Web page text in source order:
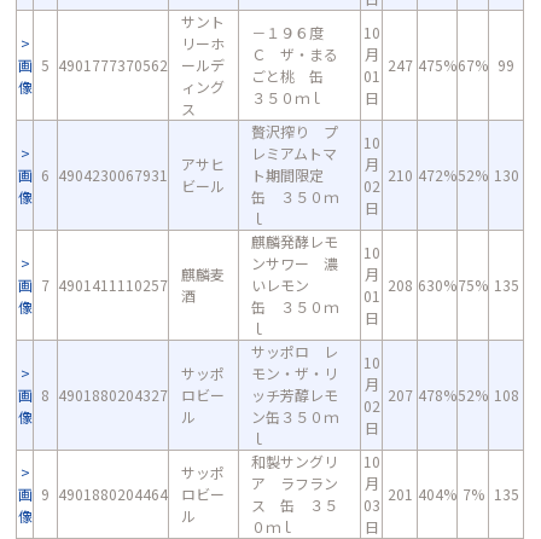
画
像
5 4901777370562
サント
リーホ
ールデ
ィング
ス
－１９６度
Ｃ ザ・まる
ごと桃 缶
３５０ｍｌ
10
月
01
日
247 475%67% 99
画
像
6 4904230067931
アサヒ
ビール
贅沢搾り プ
レミアムトマ
ト期間限定
缶 ３５０ｍ
ｌ
10
月
02
日
210 472%52% 130
画
像
7 4901411110257
麒麟麦
酒
麒麟発酵レモ
ンサワー 濃
いレモン
缶 ３５０ｍ
ｌ
10
月
01
日
208 630%75% 135
画
像
8 4901880204327
サッポ
ロビー
ル
サッポロ レ
モン・ザ・リ
ッチ芳醇レモ
ン缶３５０ｍ
ｌ
10
月
02
日
207 478%52% 108
画
像
9 4901880204464
サッポ
ロビー
ル
和製サングリ
ア ラフラン
ス 缶 ３５
０ｍｌ
10
月
03
日
201 404% 7% 135